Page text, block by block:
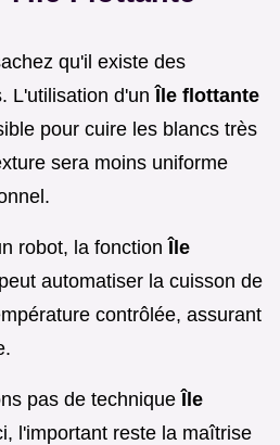
qu'il existe des
L'utilisation d'unÎle flottante
pour cuire les blancs très
sera moins uniforme
robot, la fonctionÎle
peut automatiser la cuisson de
contrôlée, assurant
pas de techniqueÎle
l'important reste la maîtrise